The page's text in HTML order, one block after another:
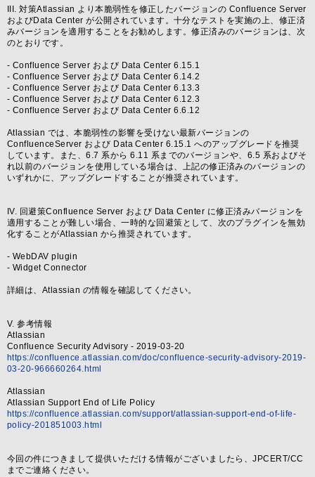
III. 対策Atlassian より本脆弱性を修正したバージョンの Confluence Server
およびData Center が公開されています。十分なテストを実施の上、修正済
みバージョンを適用することをお勧めします。修正済みのバージョンは、次
のとおりです。
- Confluence Server および Data Center 6.15.1
- Confluence Server および Data Center 6.14.2
- Confluence Server および Data Center 6.13.3
- Confluence Server および Data Center 6.12.3
- Confluence Server および Data Center 6.6.12
Atlassian では、本脆弱性の影響を受けない最新バージョンの
ConfluenceServer および Data Center 6.15.1 へのアップグレードを推奨
しています。また、6.7 系から 6.11 系までのバージョンや、6.5 系およびそ
れ以前のバージョンを使用している場合は、上記の修正済みのバージョンの
いずれかに、アップグレードすることが推奨されています。
IV. 回避策Confluence Server および Data Center に修正済みバージョンを
適用することが難しい場合、一時的な回避策として、次のプラグインを無効
化することがAtlassian から推奨されています。
- WebDAV plugin
- Widget Connector
詳細は、Atlassian の情報を確認してください。
V. 参考情報
Atlassian
Confluence Security Advisory - 2019-03-20
https://confluence.atlassian.com/doc/confluence-security-advisory-2019-
03-20-966660264.html
Atlassian
Atlassian Support End of Life Policy
https://confluence.atlassian.com/support/atlassian-support-end-of-life-
policy-201851003.html
今回の件につきまして提供いただける情報がございましたら、JPCERT/CC
までご連絡ください。